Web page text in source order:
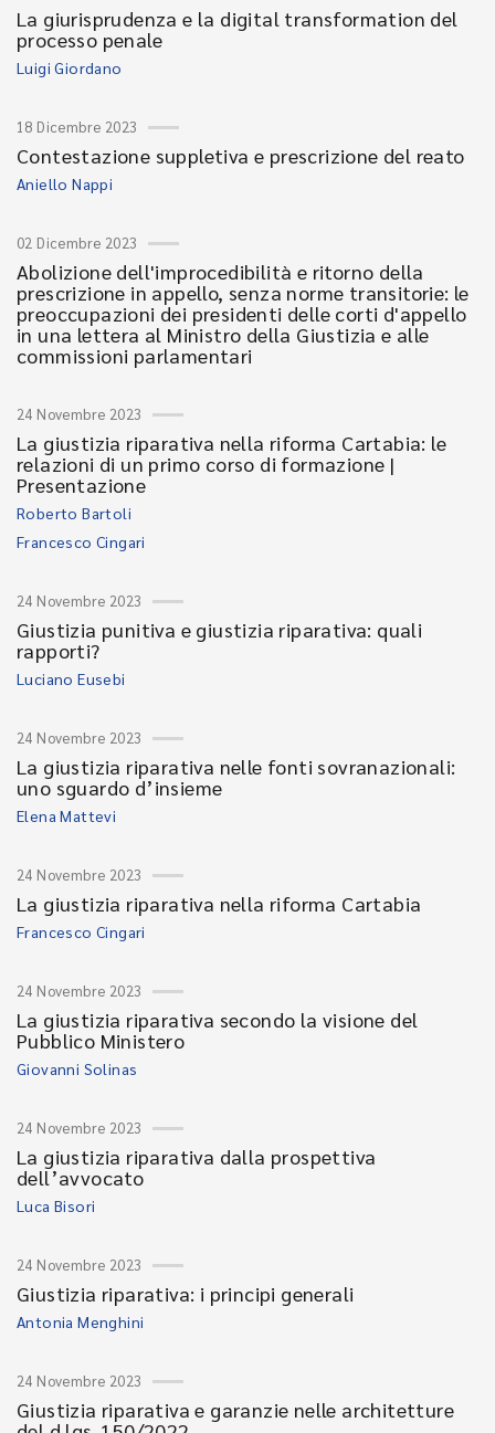
La giurisprudenza e la digital transformation del
processo penale
Luigi Giordano
18 Dicembre 2023
Contestazione suppletiva e prescrizione del reato
Aniello Nappi
02 Dicembre 2023
Abolizione dell'improcedibilità e ritorno della
prescrizione in appello, senza norme transitorie: le
preoccupazioni dei presidenti delle corti d'appello
in una lettera al Ministro della Giustizia e alle
commissioni parlamentari
24 Novembre 2023
La giustizia riparativa nella riforma Cartabia: le
relazioni di un primo corso di formazione |
Presentazione
Roberto Bartoli
Francesco Cingari
24 Novembre 2023
Giustizia punitiva e giustizia riparativa: quali
rapporti?
Luciano Eusebi
24 Novembre 2023
La giustizia riparativa nelle fonti sovranazionali:
uno sguardo d’insieme
Elena Mattevi
24 Novembre 2023
La giustizia riparativa nella riforma Cartabia
Francesco Cingari
24 Novembre 2023
La giustizia riparativa secondo la visione del
Pubblico Ministero
Giovanni Solinas
24 Novembre 2023
La giustizia riparativa dalla prospettiva
dell’avvocato
Luca Bisori
24 Novembre 2023
Giustizia riparativa: i principi generali
Antonia Menghini
24 Novembre 2023
Giustizia riparativa e garanzie nelle architetture